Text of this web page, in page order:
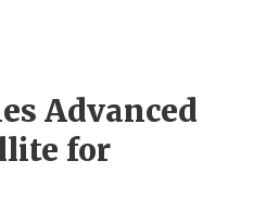
Advanced
for